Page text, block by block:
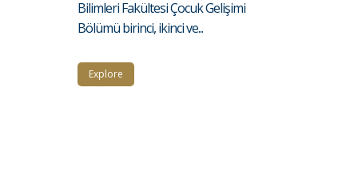
Bilimleri Fakültesi Çocuk Gelişimi
Bölümü birinci, ikinci ve...
Explore